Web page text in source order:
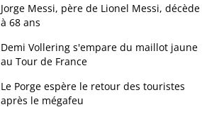
Jorge Messi, père de Lionel Messi, décède
à 68 ans
Demi Vollering s'empare du maillot jaune
au Tour de France
Le Porge espère le retour des touristes
après le mégafeu